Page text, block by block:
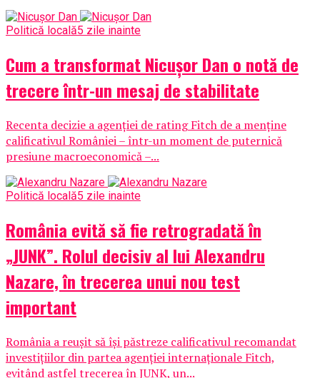
Politică locală5 zile inainte
Cum a transformat Nicușor Dan o notă de
trecere într-un mesaj de stabilitate
Recenta decizie a agenției de rating Fitch de a menține
calificativul României – într-un moment de puternică
presiune macroeconomică –...
Politică locală5 zile inainte
România evită să fie retrogradată în
„JUNK”. Rolul decisiv al lui Alexandru
Nazare, în trecerea unui nou test
important
România a reușit să își păstreze calificativul recomandat
investițiilor din partea agenției internaționale Fitch,
evitând astfel trecerea în JUNK, un...